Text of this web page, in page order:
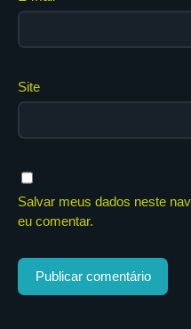
Site
Salvar meus dados neste
eu comentar.